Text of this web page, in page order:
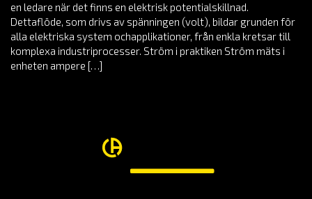
en ledare när det finns en elektrisk potentialskillnad.
Dettaflöde, som drivs av spänningen (volt), bildar grunden för
alla elektriska system ochapplikationer, från enkla kretsar till
komplexa industriprocesser. Ström i praktiken Ström mäts i
enheten ampere […]